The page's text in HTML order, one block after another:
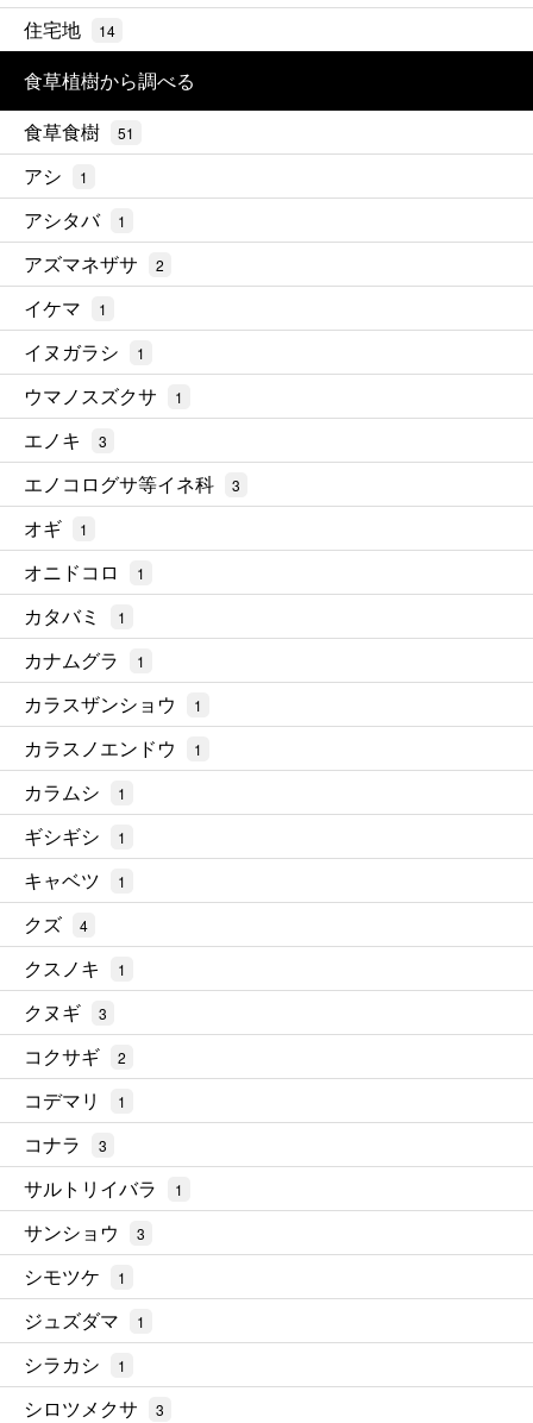
住宅地 14
食草植樹から調べる
食草食樹
51
アシ 1
アシタバ 1
アズマネザサ 2
イケマ 1
イヌガラシ 1
ウマノスズクサ 1
エノキ 3
エノコログサ等イネ科 3
オギ 1
オニドコロ 1
カタバミ 1
カナムグラ 1
カラスザンショウ 1
カラスノエンドウ 1
カラムシ 1
ギシギシ 1
キャベツ 1
クズ 4
クスノキ 1
クヌギ 3
コクサギ 2
コデマリ 1
コナラ 3
サルトリイバラ 1
サンショウ 3
シモツケ 1
ジュズダマ 1
シラカシ 1
シロツメクサ 3